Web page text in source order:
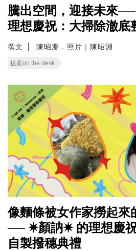
騰出空間，迎接未來
理想慶祝：大掃除澈底
撰文 陳昭淵．照片｜陳昭淵
提案on the desk
像麵條被女作家撈起來
── ✷顏訥✷ 的理想慶祝
自製撥穗典禮